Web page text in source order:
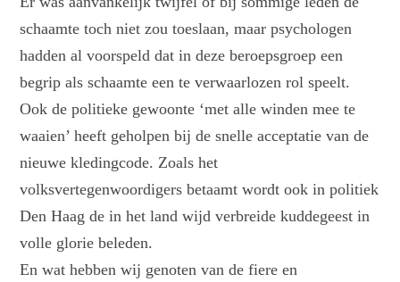
schaamte toch niet zou toeslaan, maar psychologen
hadden al voorspeld dat in deze beroepsgroep een
begrip als schaamte een te verwaarlozen rol speelt.
Ook de politieke gewoonte ‘met alle winden mee te
waaien’ heeft geholpen bij de snelle acceptatie van de
nieuwe kledingcode. Zoals het
volksvertegenwoordigers betaamt wordt ook in politiek
Den Haag de in het land wijd verbreide kuddegeest in
volle glorie beleden.
En wat hebben wij genoten van de fiere en